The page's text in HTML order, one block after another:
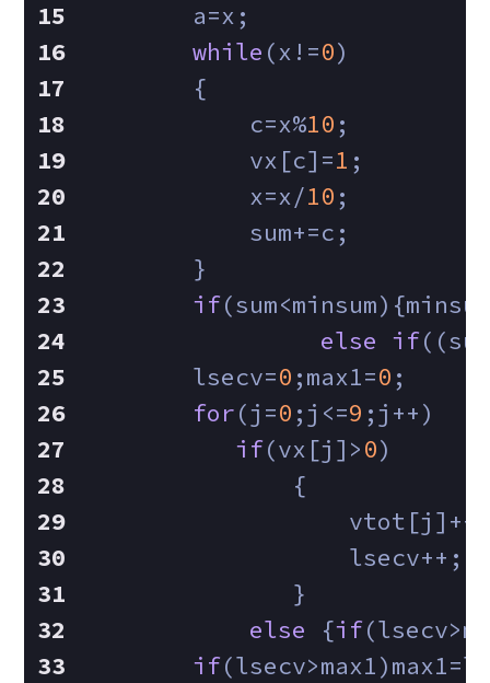
        a=x;
while (x!=0)
        {
            c=x%
10 ;
            vx[c]=
1 ;
            x=x/
10 ;
            sum+=c;
        }
if
else if
        lsecv=
0 ;max1=0 ;
for(j=0 ;j<=9 ;j++)
if(vx[j]>0)
               {
                   lsecv++;
               }
else {if
if